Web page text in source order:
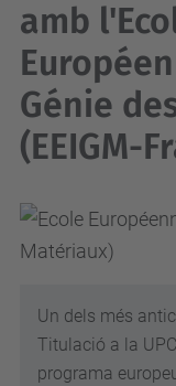
amb
Génie
(EEIGM-
Un dels més
Titulació a la
programa